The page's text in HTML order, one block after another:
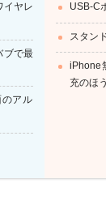
イヤレ
ブで最
アル
USB-C
スタン
iPhone
充のほ